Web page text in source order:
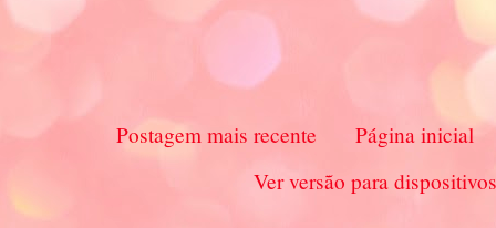
Postagem mais recente
Página inicial
Ver versão para